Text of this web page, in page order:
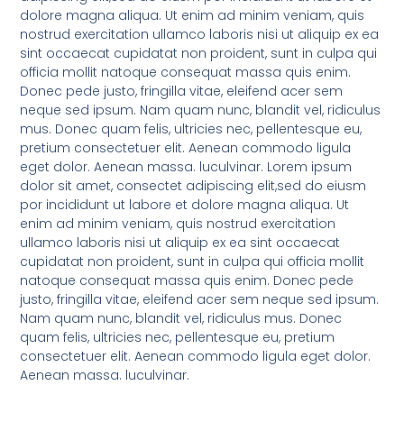
dolore magna aliqua. Ut enim ad minim veniam, quis
nostrud exercitation ullamco laboris nisi ut aliquip ex ea
sint occaecat cupidatat non proident, sunt in culpa qui
officia mollit natoque consequat massa quis enim.
Donec pede justo, fringilla vitae, eleifend acer sem
neque sed ipsum. Nam quam nunc, blandit vel, ridiculus
mus. Donec quam felis, ultricies nec, pellentesque eu,
pretium consectetuer elit. Aenean commodo ligula
eget dolor. Aenean massa. luculvinar. Lorem ipsum
dolor sit amet, consectet adipiscing elit,sed do eiusm
por incididunt ut labore et dolore magna aliqua. Ut
enim ad minim veniam, quis nostrud exercitation
ullamco laboris nisi ut aliquip ex ea sint occaecat
cupidatat non proident, sunt in culpa qui officia mollit
natoque consequat massa quis enim. Donec pede
justo, fringilla vitae, eleifend acer sem neque sed ipsum.
Nam quam nunc, blandit vel, ridiculus mus. Donec
quam felis, ultricies nec, pellentesque eu, pretium
consectetuer elit. Aenean commodo ligula eget dolor.
Aenean massa. luculvinar.